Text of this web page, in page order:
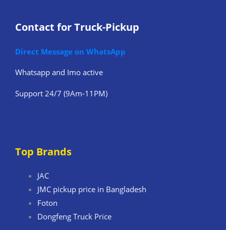
Contact for Truck-Pickup
Direct Message on WhatsApp
Whatsapp and Imo active
Support 24/7 (9Am-11PM)
Top Brands
JAC
JMC pickup price in Bangladesh
Foton
Dongfeng Truck Price